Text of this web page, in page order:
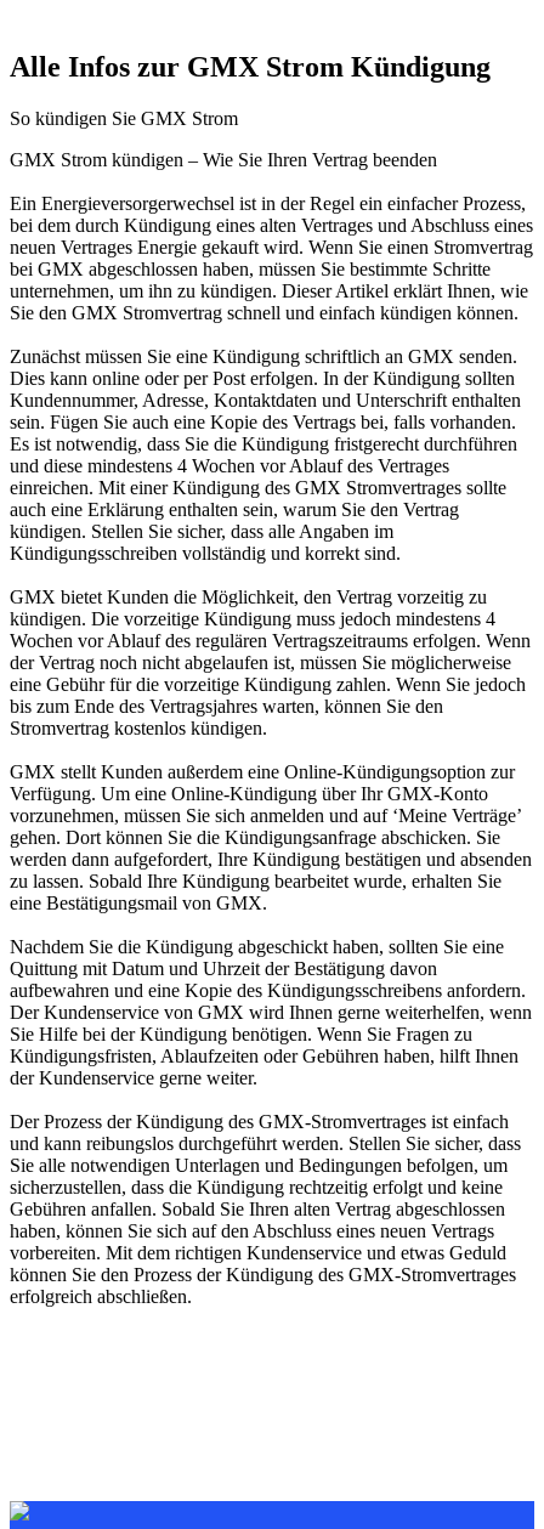
Alle Infos zur GMX Strom Kündigung
So kündigen Sie GMX Strom
GMX Strom kündigen – Wie Sie Ihren Vertrag beenden
Ein Energieversorgerwechsel ist in der Regel ein einfacher Prozess,
bei dem durch Kündigung eines alten Vertrages und Abschluss eines
neuen Vertrages Energie gekauft wird. Wenn Sie einen Stromvertrag
bei GMX abgeschlossen haben, müssen Sie bestimmte Schritte
unternehmen, um ihn zu kündigen. Dieser Artikel erklärt Ihnen, wie
Sie den GMX Stromvertrag schnell und einfach kündigen können.
Zunächst müssen Sie eine Kündigung schriftlich an GMX senden.
Dies kann online oder per Post erfolgen. In der Kündigung sollten
Kundennummer, Adresse, Kontaktdaten und Unterschrift enthalten
sein. Fügen Sie auch eine Kopie des Vertrags bei, falls vorhanden.
Es ist notwendig, dass Sie die Kündigung fristgerecht durchführen
und diese mindestens 4 Wochen vor Ablauf des Vertrages
einreichen. Mit einer Kündigung des GMX Stromvertrages sollte
auch eine Erklärung enthalten sein, warum Sie den Vertrag
kündigen. Stellen Sie sicher, dass alle Angaben im
Kündigungsschreiben vollständig und korrekt sind.
GMX bietet Kunden die Möglichkeit, den Vertrag vorzeitig zu
kündigen. Die vorzeitige Kündigung muss jedoch mindestens 4
Wochen vor Ablauf des regulären Vertragszeitraums erfolgen. Wenn
der Vertrag noch nicht abgelaufen ist, müssen Sie möglicherweise
eine Gebühr für die vorzeitige Kündigung zahlen. Wenn Sie jedoch
bis zum Ende des Vertragsjahres warten, können Sie den
Stromvertrag kostenlos kündigen.
GMX stellt Kunden außerdem eine Online-Kündigungsoption zur
Verfügung. Um eine Online-Kündigung über Ihr GMX-Konto
vorzunehmen, müssen Sie sich anmelden und auf ‘Meine Verträge’
gehen. Dort können Sie die Kündigungsanfrage abschicken. Sie
werden dann aufgefordert, Ihre Kündigung bestätigen und absenden
zu lassen. Sobald Ihre Kündigung bearbeitet wurde, erhalten Sie
eine Bestätigungsmail von GMX.
Nachdem Sie die Kündigung abgeschickt haben, sollten Sie eine
Quittung mit Datum und Uhrzeit der Bestätigung davon
aufbewahren und eine Kopie des Kündigungsschreibens anfordern.
Der Kundenservice von GMX wird Ihnen gerne weiterhelfen, wenn
Sie Hilfe bei der Kündigung benötigen. Wenn Sie Fragen zu
Kündigungsfristen, Ablaufzeiten oder Gebühren haben, hilft Ihnen
der Kundenservice gerne weiter.
Der Prozess der Kündigung des GMX-Stromvertrages ist einfach
und kann reibungslos durchgeführt werden. Stellen Sie sicher, dass
Sie alle notwendigen Unterlagen und Bedingungen befolgen, um
sicherzustellen, dass die Kündigung rechtzeitig erfolgt und keine
Gebühren anfallen. Sobald Sie Ihren alten Vertrag abgeschlossen
haben, können Sie sich auf den Abschluss eines neuen Vertrags
vorbereiten. Mit dem richtigen Kundenservice und etwas Geduld
können Sie den Prozess der Kündigung des GMX-Stromvertrages
erfolgreich abschließen.